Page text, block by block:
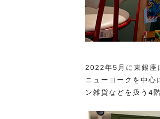
2022年5月に東銀座
ニューヨークを中心
ン雑貨などを扱う4